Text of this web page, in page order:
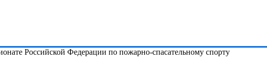
Российской Федерации по пожарно-спасательному спорту